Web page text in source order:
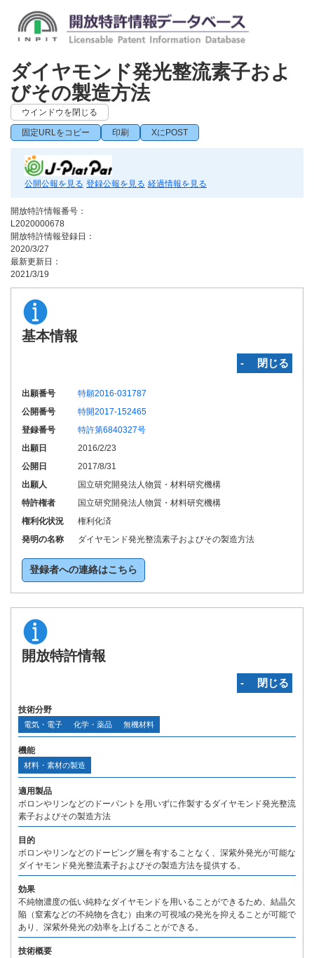
ダイヤモンド発光整流素子およ
びその製造方法
ウインドウを閉じる
固定URLをコピー 印刷 XにPOST
公開公報を見る 登録公報を見る 経過情報を見る
開放特許情報番号：
L2020000678
開放特許情報登録日：
2020/3/27
最新更新日：
2021/3/19
基本情報
‐ 閉じる
出願番号
特願2016-031787
公開番号
特開2017-152465
登録番号
特許第6840327号
出願日
2016/2/23
公開日
2017/8/31
出願人
国立研究開発法人物質・材料研究機構
特許権者
国立研究開発法人物質・材料研究機構
権利化状況
権利化済
発明の名称
ダイヤモンド発光整流素子およびその製造方法
登録者への連絡はこちら
開放特許情報
‐ 閉じる
技術分野
電気・電子 化学・薬品 無機材料
機能
材料・素材の製造
適用製品
ボロンやリンなどのドーパントを用いずに作製するダイヤモンド発光整流
素子およびその製造方法
目的
ボロンやリンなどのドーピング層を有することなく、深紫外発光が可能な
ダイヤモンド発光整流素子およびその製造方法を提供する。
効果
不純物濃度の低い純粋なダイヤモンドを用いることができるため、結晶欠
陥（窒素などの不純物を含む）由来の可視域の発光を抑えることが可能で
あり、深紫外発光の効率を上げることができる。
技術概要